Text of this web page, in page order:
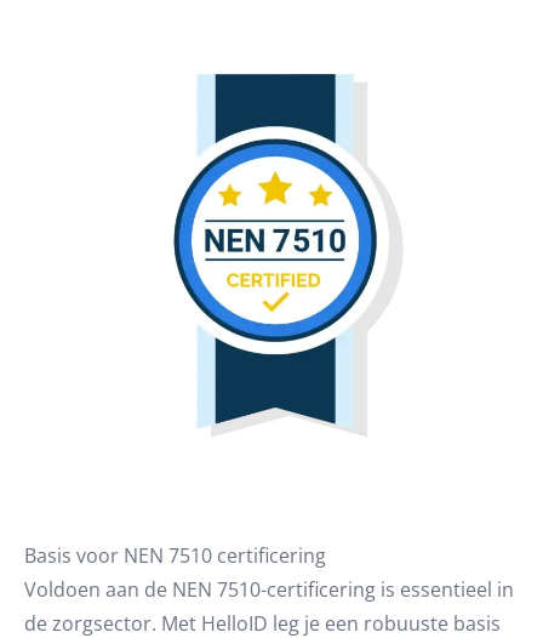
Basis voor NEN 7510 certificering
Voldoen aan de NEN 7510-certificering is essentieel in
de zorgsector. Met HelloID leg je een robuuste basis